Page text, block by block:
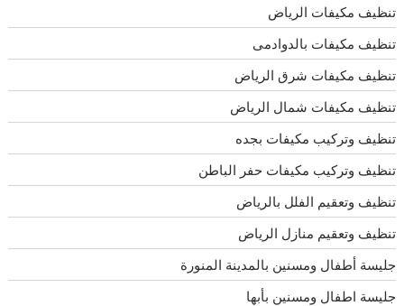
تنظيف مكيفات الرياض
تنظيف مكيفات بالدوادمى
تنظيف مكيفات شرق الرياض
تنظيف مكيفات شمال الرياض
تنظيف وتركيب مكيفات بجده
تنظيف وتركيب مكيفات حفر الباطن
تنظيف وتعقيم الفلل بالرياض
تنظيف وتعقيم منازل الرياض
جليسة أطفال ومسنين بالمدينة المنورة
جليسة اطفال ومسنين بأبها